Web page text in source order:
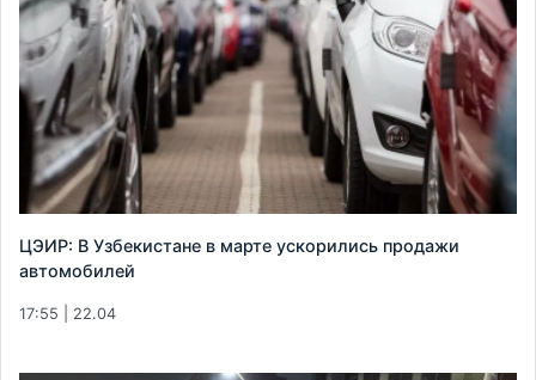
ЦЭИР: В Узбекистане в марте ускорились продажи
автомобилей
17:55 | 22.04